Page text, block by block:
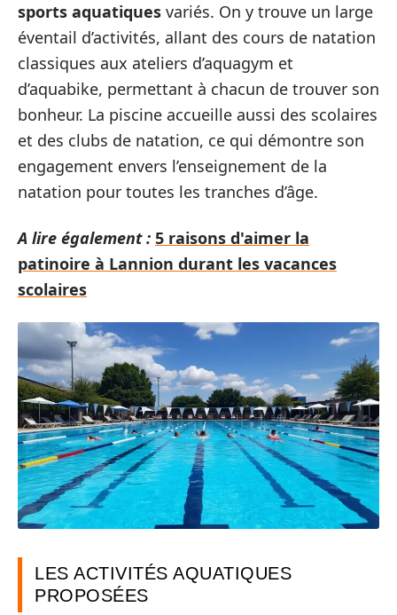
sports aquatiques variés. On y trouve un large
éventail d’activités, allant des cours de natation
classiques aux ateliers d’aquagym et
d’aquabike, permettant à chacun de trouver son
bonheur. La piscine accueille aussi des scolaires
et des clubs de natation, ce qui démontre son
engagement envers l’enseignement de la
natation pour toutes les tranches d’âge.
A lire également : 5 raisons d'aimer la
patinoire à Lannion durant les vacances
scolaires
LES ACTIVITÉS AQUATIQUES
PROPOSÉES